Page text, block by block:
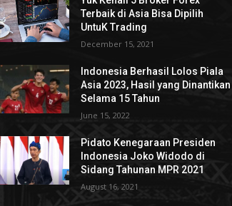
Terbaik di Asia Bisa Dipilih
UntuK Trading
December 15, 2021
Indonesia Berhasil Lolos Piala
Asia 2023, Hasil yang Dinantikan
Selama 15 Tahun
June 15, 2022
Pidato Kenegaraan Presiden
Indonesia Joko Widodo di
Sidang Tahunan MPR 2021
August 16, 2021